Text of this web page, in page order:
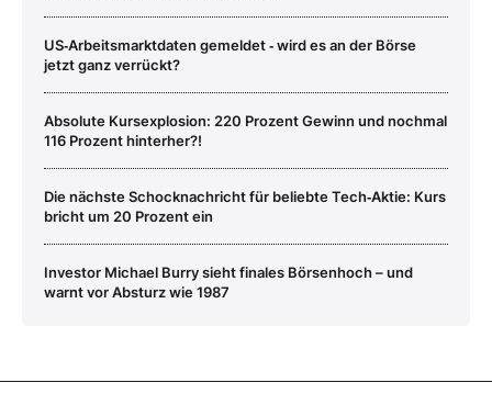
US‑Arbeitsmarktdaten gemeldet ‑ wird es an der Börse
jetzt ganz verrückt?
Absolute Kursexplosion: 220 Prozent Gewinn und nochmal
116 Prozent hinterher?!
Die nächste Schocknachricht für beliebte Tech‑Aktie: Kurs
bricht um 20 Prozent ein
Investor Michael Burry sieht finales Börsenhoch – und
warnt vor Absturz wie 1987